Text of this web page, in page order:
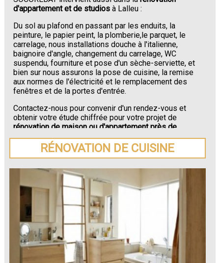
d'appartement et de studios à Lalleu :
Du sol au plafond en passant par les enduits, la
peinture, le papier peint, la plomberie,le parquet, le
carrelage, nous installations douche à l'italienne,
baignoire d'angle, changement du carrelage, WC
suspendu, fourniture et pose d'un sèche-serviette, et
bien sur nous assurons la pose de cuisine, la remise
aux normes de l'électricité et le remplacement des
fenêtres et de la portes d'entrée.
Contactez-nous pour convenir d'un rendez-vous et
obtenir votre étude chiffrée pour votre projet de
rénovation de maison ou d'appartement près de
Lalleu.
RÉNOVATION DE CUISINE